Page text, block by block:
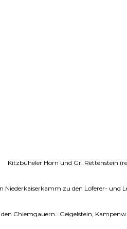
Kitzbüheler Horn und Gr. Rettenstein
Niederkaiserkamm zu den Loferer- und
Chiemgauern...Geigelstein,